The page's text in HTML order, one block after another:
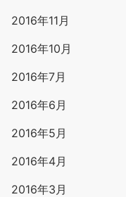
2016年11月
2016年10月
2016年7月
2016年6月
2016年5月
2016年4月
2016年3月